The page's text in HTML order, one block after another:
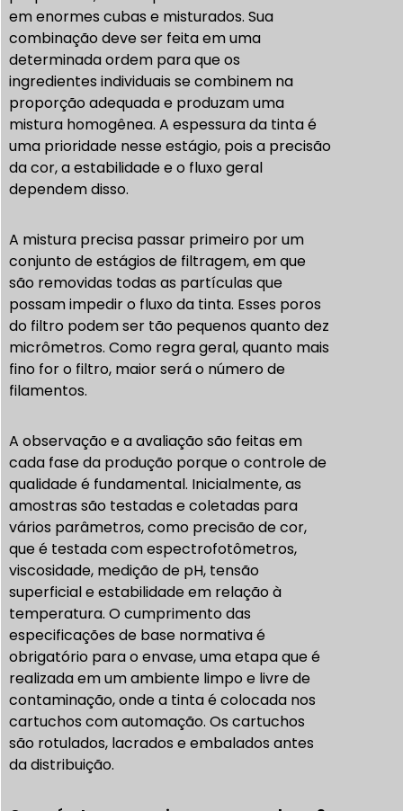
em enormes cubas e misturados. Sua
combinação deve ser feita em uma
determinada ordem para que os
ingredientes individuais se combinem na
proporção adequada e produzam uma
mistura homogênea. A espessura da tinta é
uma prioridade nesse estágio, pois a precisão
da cor, a estabilidade e o fluxo geral
dependem disso.
A mistura precisa passar primeiro por um
conjunto de estágios de filtragem, em que
são removidas todas as partículas que
possam impedir o fluxo da tinta. Esses poros
do filtro podem ser tão pequenos quanto dez
micrômetros. Como regra geral, quanto mais
fino for o filtro, maior será o número de
filamentos.
A observação e a avaliação são feitas em
cada fase da produção porque o controle de
qualidade é fundamental. Inicialmente, as
amostras são testadas e coletadas para
vários parâmetros, como precisão de cor,
que é testada com espectrofotômetros,
viscosidade, medição de pH, tensão
superficial e estabilidade em relação à
temperatura. O cumprimento das
especificações de base normativa é
obrigatório para o envase, uma etapa que é
realizada em um ambiente limpo e livre de
contaminação, onde a tinta é colocada nos
cartuchos com automação. Os cartuchos
são rotulados, lacrados e embalados antes
da distribuição.